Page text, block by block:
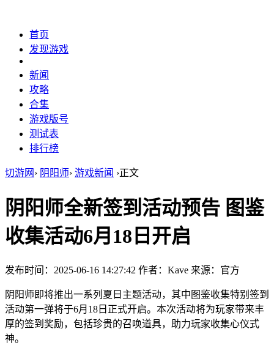
首页
发现游戏
新闻
攻略
合集
游戏版号
测试表
排行榜
切游网 › 阴阳师› 游戏新闻 ›正文
阴阳师全新签到活动预告 图鉴
收集活动6月18日开启
发布时间：2025-06-16 14:27:42 作者：Kave 来源：官方
阴阳师即将推出一系列夏日主题活动，其中图鉴收集特别签到
活动第一弹将于6月18日正式开启。本次活动将为玩家带来丰
厚的签到奖励，包括珍贵的召唤道具，助力玩家收集心仪式
神。